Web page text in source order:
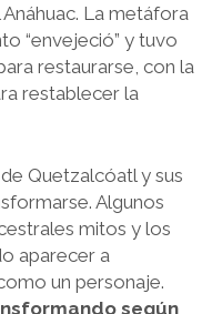
La metáfora
“envejeció” y tuvo
restaurarse, con la
restablecer la
Quetzalcóatl y sus
Algunos
mitos y los
aparecer a
un personaje.
según